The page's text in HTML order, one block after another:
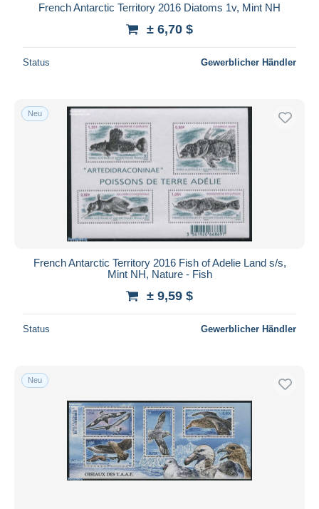
French Antarctic Territory 2016 Diatoms 1v, Mint NH
± 6,70 $
Status Gewerblicher Händler
Neu
French Antarctic Territory 2016 Fish of Adelie Land s/s,
Mint NH, Nature - Fish
± 9,59 $
Status Gewerblicher Händler
Neu